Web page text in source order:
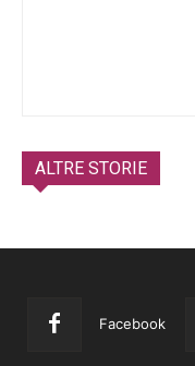
ALTRE STORIE
Facebook